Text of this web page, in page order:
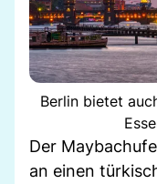
Berlin bietet
Der
an einen